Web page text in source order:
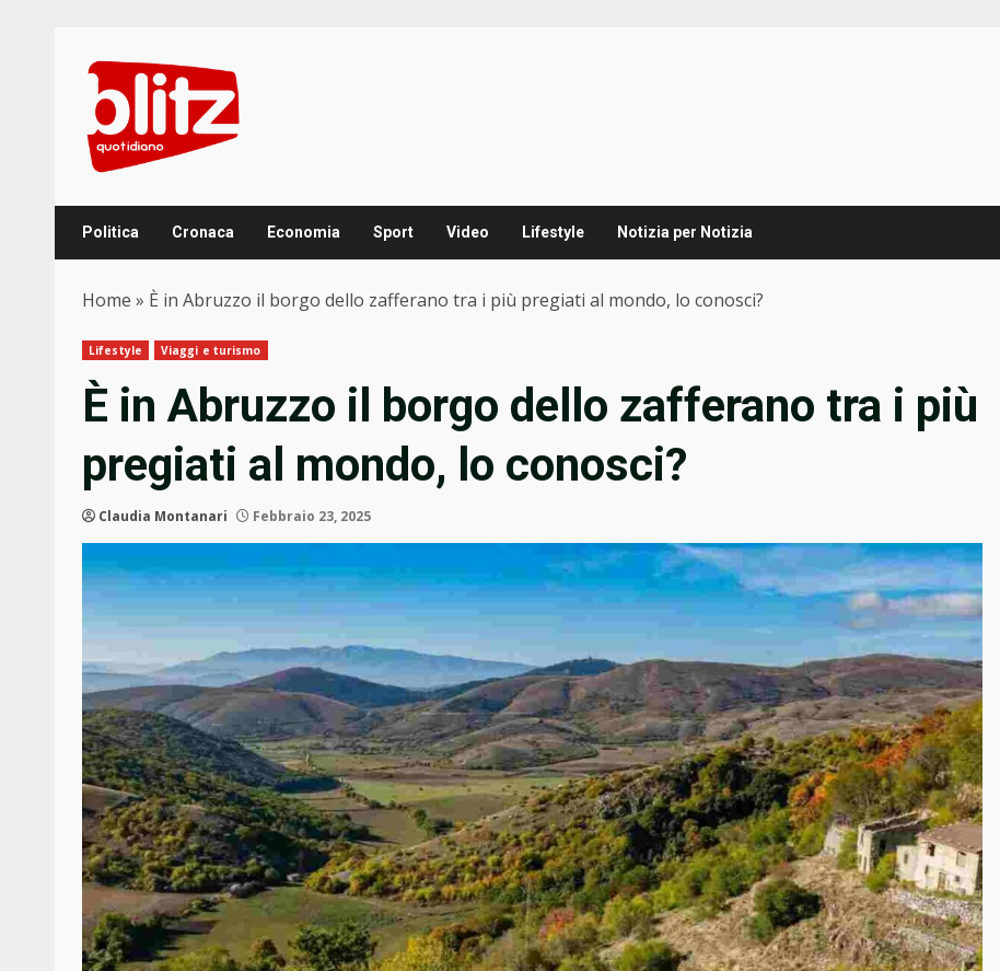
content
Politica Cronaca Economia Sport Video Lifestyle Notizia per Notizia
Home » È in Abruzzo il borgo dello zafferano tra i più pregiati al mondo, lo conosci?
Lifestyle Viaggi e turismo
È in Abruzzo il borgo dello zafferano tra i più
pregiati al mondo, lo conosci?
Claudia Montanari Febbraio 23, 2025